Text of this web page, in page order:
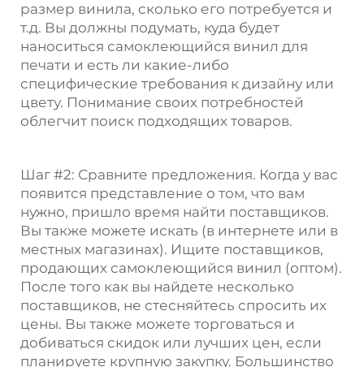
размер винила, сколько его потребуется и
т.д. Вы должны подумать, куда будет
наноситься самоклеющийся винил для
печати и есть ли какие-либо
специфические требования к дизайну или
цвету. Понимание своих потребностей
облегчит поиск подходящих товаров.
Шаг #2: Сравните предложения. Когда у вас
появится представление о том, что вам
нужно, пришло время найти поставщиков.
Вы также можете искать (в интернете или в
местных магазинах). Ищите поставщиков,
продающих самоклеющийся винил (оптом).
После того как вы найдете несколько
поставщиков, не стесняйтесь спросить их
цены. Вы также можете торговаться и
добиваться скидок или лучших цен, если
планируете крупную закупку. Большинство